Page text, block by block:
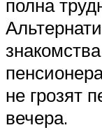
полна
не грозят
вечера.